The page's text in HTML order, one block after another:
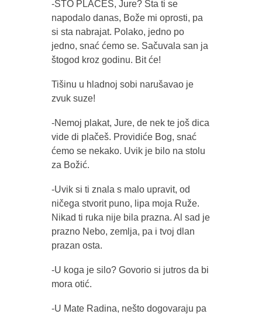
-ŠTO PLAČEŠ, Jure? Šta ti se
napodalo danas, Bože mi oprosti, pa
si sta nabrajat. Polako, jedno po
jedno, snać ćemo se. Sačuvala san ja
štogod kroz godinu. Bit će!
Tišinu u hladnoj sobi narušavao je
zvuk suze!
-Nemoj plakat, Jure, de nek te još dica
vide di plačeš. Providiće Bog, snać
ćemo se nekako. Uvik je bilo na stolu
za Božić.
-Uvik si ti znala s malo upravit, od
ničega stvorit puno, lipa moja Ruže.
Nikad ti ruka nije bila prazna. Al sad je
prazno Nebo, zemlja, pa i tvoj dlan
prazan osta.
-U koga je silo? Govorio si jutros da bi
mora otić.
-U Mate Radina, nešto dogovaraju pa